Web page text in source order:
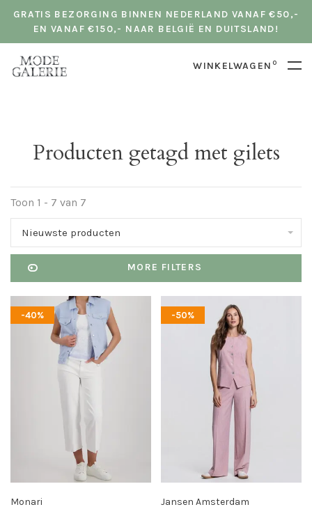
GRATIS BEZORGING BINNEN NEDERLAND VANAF €50,-
EN VANAF €150,- NAAR BELGIË EN DUITSLAND!
WINKELWAGEN 0
Producten getagd met gilets
Toon 1 - 7 van 7
Nieuwste producten
MORE FILTERS
-40%
Monari
-50%
Jansen Amsterdam